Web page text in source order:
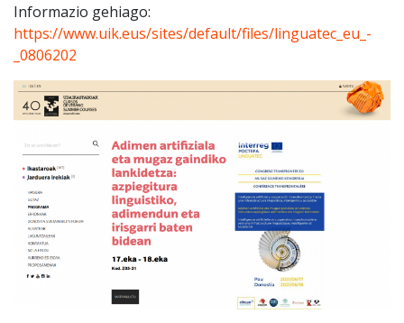
Informazio gehiago:
https://www.uik.eus/sites/default/files/linguatec_eu_-
_0806202